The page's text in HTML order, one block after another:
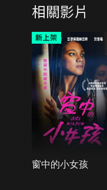
相關影片
窗中的小女孩